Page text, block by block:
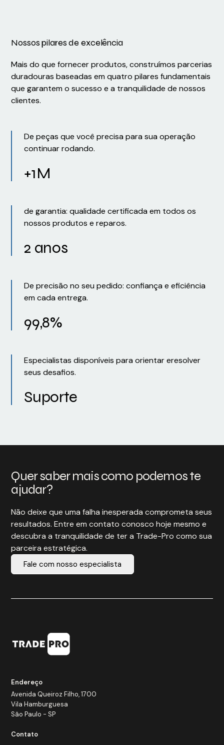
Nossos pilares de excelência
Mais do que fornecer produtos, construímos parcerias
duradouras baseadas em quatro pilares fundamentais
que garantem o sucesso e a tranquilidade de nossos
clientes.
De peças que você precisa para sua operação
continuar rodando.
+1M
de garantia: qualidade certificada em todos os
nossos produtos e reparos.
2 anos
De precisão no seu pedido: confiança e eficiência
em cada entrega.
99,8%
Especialistas disponíveis para orientar eresolver
seus desafios.
Suporte
Quer saber mais como podemos te
ajudar?
Não deixe que uma falha inesperada comprometa seus
resultados. Entre em contato conosco hoje mesmo e
descubra a tranquilidade de ter a Trade-Pro como sua
parceira estratégica.
Fale com nosso especialista
Endereço
Avenida Queiroz Filho, 1700
Vila Hamburguesa
São Paulo - SP
Contato